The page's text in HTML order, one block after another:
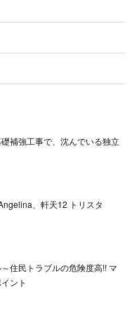
補強工事で、沈んでいる独立
、軒天12 トリスタ
住民トラブルの危険度高!! マ
ント